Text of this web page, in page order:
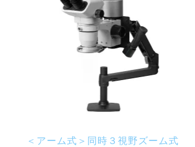
＜アーム式＞同時３視野ズーム式